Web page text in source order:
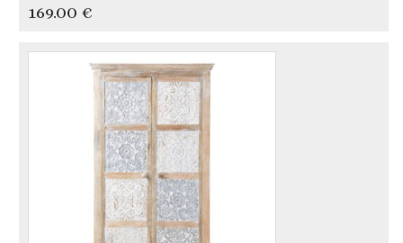
169.00 €